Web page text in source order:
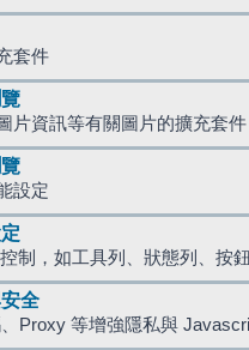
套件
片資訊等有關圖片的擴充套件
設定
制，如工具列、狀態列、按
全
Proxy 等增強隱私與